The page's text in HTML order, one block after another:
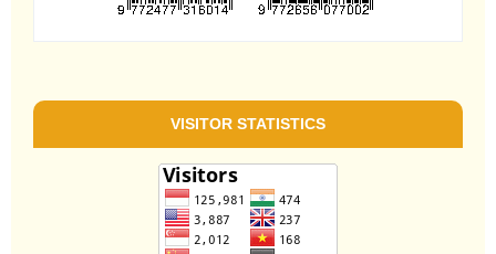
VISITOR STATISTICS